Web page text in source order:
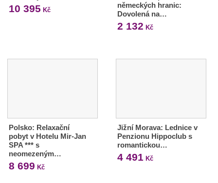
10 395 Kč
německých hranic:
Dovolená na…
2 132 Kč
Polsko: Relaxační
pobyt v Hotelu Mir-Jan
SPA *** s
neomezeným…
8 699 Kč
Jižní Morava: Lednice v
Penzionu Hippoclub s
romantickou…
4 491 Kč